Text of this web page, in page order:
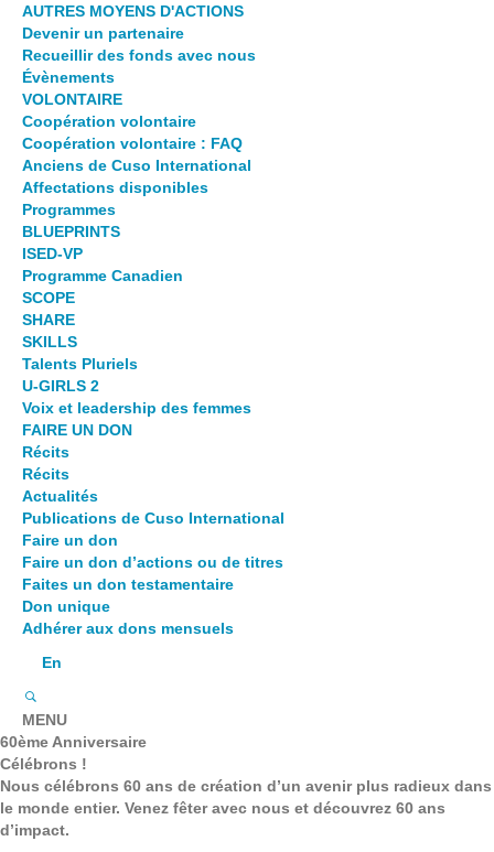
AUTRES MOYENS D'ACTIONS
Devenir un partenaire
Recueillir des fonds avec nous
Évènements
VOLONTAIRE
Coopération volontaire
Coopération volontaire : FAQ
Anciens de Cuso International
Affectations disponibles
Programmes
BLUEPRINTS
ISED-VP
Programme Canadien
SCOPE
SHARE
SKILLS
Talents Pluriels
U-GIRLS 2
Voix et leadership des femmes
FAIRE UN DON
Récits
Récits
Actualités
Publications de Cuso International
Faire un don
Faire un don d’actions ou de titres
Faites un don testamentaire
Don unique
Adhérer aux dons mensuels
En
MENU
60ème Anniversaire
Célébrons !
Nous célébrons 60 ans de création d’un avenir plus radieux dans
le monde entier. Venez fêter avec nous et découvrez 60 ans
d’impact.